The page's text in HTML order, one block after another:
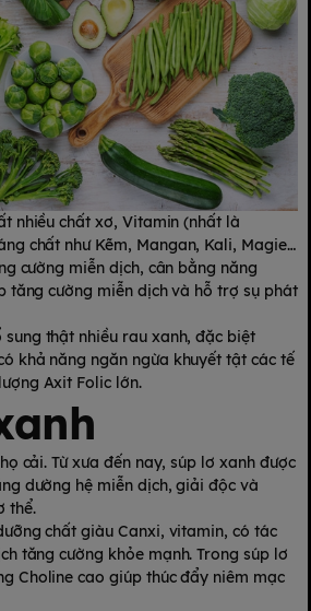
nhiều chất xơ, Vitamin (nhất là
chất như Kẽm, Mangan, Kali, Magie…
cường miễn dịch, cân bằng năng
tăng cường miễn dịch và hỗ trợ sụ phát
sung thật nhiều rau xanh, đặc biệt
khả năng ngăn ngừa khuyết tật các tế
Axit Folic lớn.
cải. Từ xưa đến nay, súp lơ xanh được
dường hệ miễn dịch, giải độc và
thể.
chất giàu Canxi, vitamin, có tác
tăng cường khỏe mạnh. Trong súp lơ
Choline cao giúp thúc đẩy niêm mạc